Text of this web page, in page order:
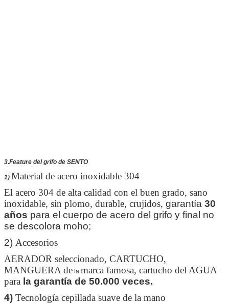
3.Feature del grifo de SENTO
1) Material de acero inoxidable 304
El acero 304 de alta calidad con el buen grado, sano
inoxidable, sin plomo, durable, crujidos, garantía 30
años para el cuerpo de acero del grifo y final no
se descolora moho;
2) Accesorios
AERADOR seleccionado, CARTUCHO,
MANGUERA de la marca famosa, cartucho del AGUA
para la garantía de 50.000 veces.
4) Tecnología cepillada suave de la mano